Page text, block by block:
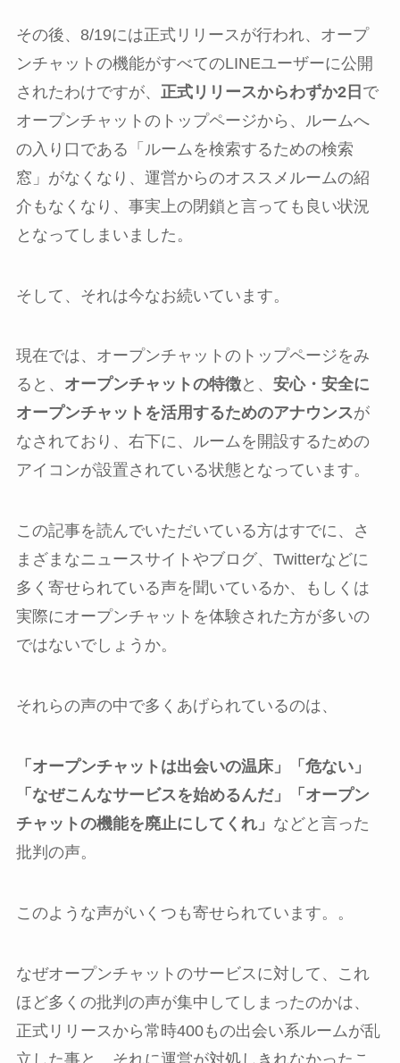
その後、8/19には正式リリースが行われ、オープ
ンチャットの機能がすべてのLINEユーザーに公開
されたわけですが、 正式リリースからわずか2日 で
オープンチャットのトップページから、ルームへ
の入り口である「ルームを検索するための検索
窓」がなくなり、運営からのオススメルームの紹
介もなくなり、事実上の閉鎖と言っても良い状況
となってしまいました。
そして、それは今なお続いています。
現在では、オープンチャットのトップページをみ
ると、 オープンチャットの特徴と、 安心・安全に
オープンチャットを活用するためのアナウンスが
なされており、右下に、ルームを開設するための
アイコンが設置されている状態となっています。
この記事を読んでいただいている方はすでに、さ
まざまなニュースサイトやブログ、Twitterなどに
多く寄せられている声を聞いているか、もしくは
実際にオープンチャットを体験された方が多いの
ではないでしょうか。
それらの声の中で多くあげられているのは、
「オープンチャットは出会いの温床」「危ない」
「なぜこんなサービスを始めるんだ」「オープン
チャットの機能を廃止にしてくれ」 などと言った
批判の声。
このような声がいくつも寄せられています。。
なぜオープンチャットのサービスに対して、これ
ほど多くの批判の声が集中してしまったのかは、
正式リリースから常時400もの出会い系ルームが乱
立した事と、それに運営が対処しきれなかったこ